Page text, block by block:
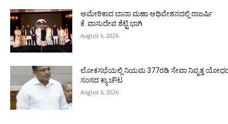
ಅಮೇರಿಕಾದ ಬಾನಾ ಮಹಾ ಅಧಿವೇಶನದಲ್ಲಿ ರಾಜರ್ಷಿ
ಕೆ. ವಾಸುದೇವ ಶೆಟ್ಟಿ ಭಾಗಿ
August 6, 2026
ಲೋಕಸಭೆಯಲ್ಲಿ ನಿಯಮ 377ರಡಿ ಸೇವಾ ನಿವೃತ್ತ
ಸಂಸದ ಕ್ಯಾ.ಚೌಟ
August 6, 2026